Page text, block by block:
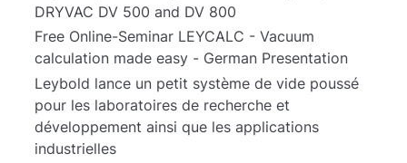
DRYVAC DV 500 and DV 800
Free Online-Seminar LEYCALC - Vacuum
calculation made easy - German Presentation
Leybold lance un petit système de vide poussé
pour les laboratoires de recherche et
développement ainsi que les applications
industrielles